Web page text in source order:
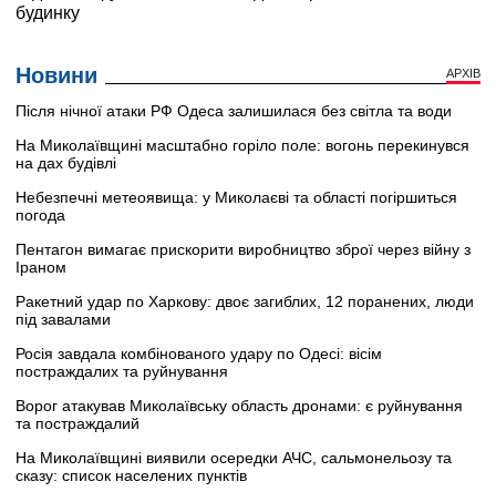
Новини АРХІВ
Після нічної атаки РФ Одеса залишилася без світла та води
На Миколаївщині масштабно горіло поле: вогонь перекинувся
на дах будівлі
Небезпечні метеоявища: у Миколаєві та області погіршиться
погода
Пентагон вимагає прискорити виробництво зброї через війну з
Іраном
Ракетний удар по Харкову: двоє загиблих, 12 поранених, люди
під завалами
Росія завдала комбінованого удару по Одесі: вісім
постраждалих та руйнування
Ворог атакував Миколаївську область дронами: є руйнування
та постраждалий
На Миколаївщині виявили осередки АЧС, сальмонельозу та
сказу: список населених пунктів